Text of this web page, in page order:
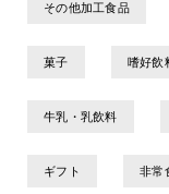
その他加工食品
菓子 嗜好飲
牛乳・乳飲料
ギフト 非常